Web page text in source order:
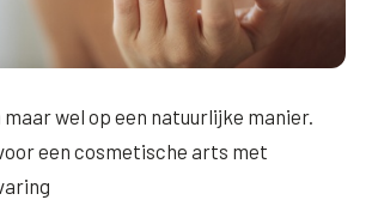
A zuur) crème
→
wel op een natuurlijke manier.
een cosmetische arts met